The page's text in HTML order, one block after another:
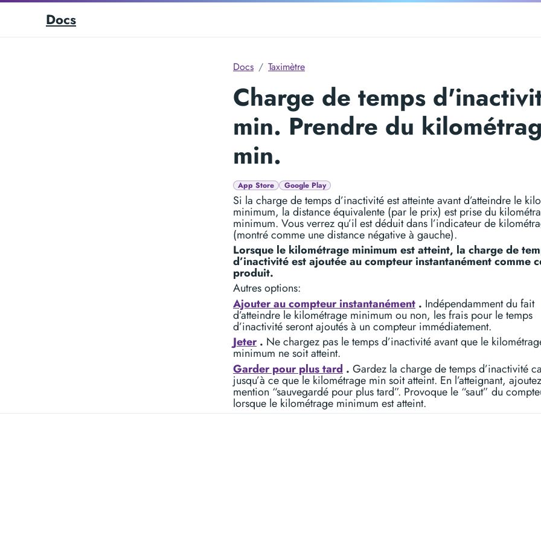
Docs
Docs Taximètre
Charge de temps
min. Prendre du
min.
App Store Google Play
Si la charge de temps d’inactivité est atteinte avant d’atteindre le
minimum, la distance équivalente (par le prix) est prise du
minimum. Vous verrez qu’il est déduit dans l’indicateur de
(montré comme une distance négative à gauche).
Lorsque le kilométrage minimum est atteint, la charge de
d’inactivité est ajoutée au compteur instantanément comme
produit.
Autres options:
Ajouter au compteur instantanément . Indépendamment du fait
d’atteindre le kilométrage minimum ou non, les frais pour le temps
d’inactivité seront ajoutés à un compteur immédiatement.
Jeter. Ne chargez pas le temps d’inactivité avant que le
minimum ne soit atteint.
Garder pour plus tard . Gardez la charge de temps d’inactivité
jusqu’à ce que le kilométrage min soit atteint. En l’atteignant,
mention “sauvegardé pour plus tard”. Provoque le “saut” du
lorsque le kilométrage minimum est atteint.